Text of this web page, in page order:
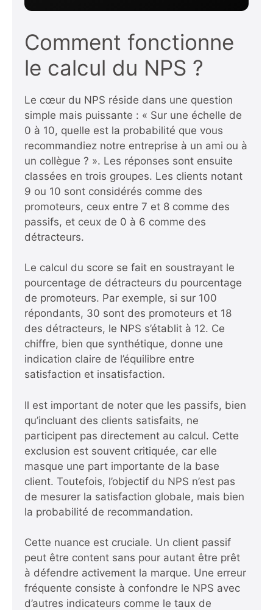
Comment fonctionne
le calcul du NPS ?
Le cœur du NPS réside dans une question
simple mais puissante : « Sur une échelle de
0 à 10, quelle est la probabilité que vous
recommandiez notre entreprise à un ami ou à
un collègue ? ». Les réponses sont ensuite
classées en trois groupes. Les clients notant
9 ou 10 sont considérés comme des
promoteurs, ceux entre 7 et 8 comme des
passifs, et ceux de 0 à 6 comme des
détracteurs.
Le calcul du score se fait en soustrayant le
pourcentage de détracteurs du pourcentage
de promoteurs. Par exemple, si sur 100
répondants, 30 sont des promoteurs et 18
des détracteurs, le NPS s’établit à 12. Ce
chiffre, bien que synthétique, donne une
indication claire de l’équilibre entre
satisfaction et insatisfaction.
Il est important de noter que les passifs, bien
qu’incluant des clients satisfaits, ne
participent pas directement au calcul. Cette
exclusion est souvent critiquée, car elle
masque une part importante de la base
client. Toutefois, l’objectif du NPS n’est pas
de mesurer la satisfaction globale, mais bien
la probabilité de recommandation.
Cette nuance est cruciale. Un client passif
peut être content sans pour autant être prêt
à défendre activement la marque. Une erreur
fréquente consiste à confondre le NPS avec
d’autres indicateurs comme le taux de